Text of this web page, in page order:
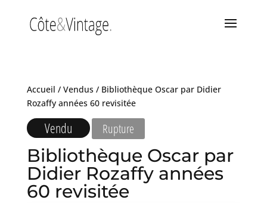
Accueil / Vendus/ Bibliothèque Oscar par Didier
Rozaffy années 60 revisitée
Vendu Rupture
Bibliothèque Oscar par
Didier Rozaffy années
60 revisitée